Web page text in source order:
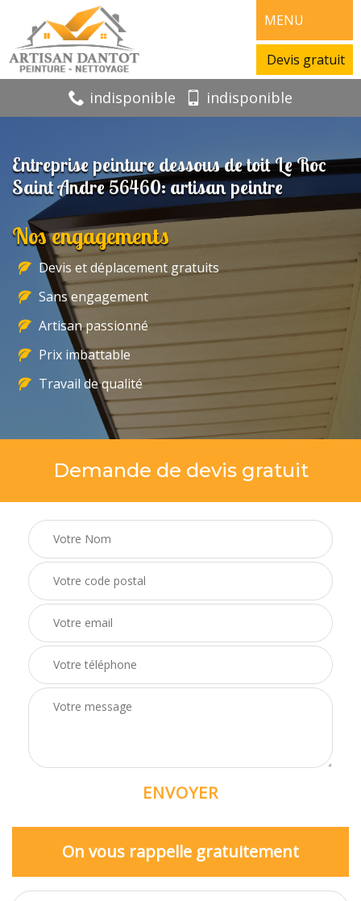
MENU
Devis gratuit
indisponible indisponible
Entreprise peinture dessous de toit Le Roc
Saint Andre 56460: artisan peintre
Nos engagements
Devis et déplacement gratuits
Sans engagement
Artisan passionné
Prix imbattable
Travail de qualité
Demande de devis gratuit
On vous rappelle gratuitement